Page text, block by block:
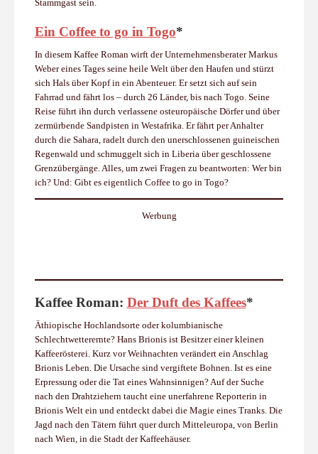
Stammgast sein.
Ein Coffee to go in Togo*
In diesem Kaffee Roman wirft der Unternehmensberater Markus
Weber eines Tages seine heile Welt über den Haufen und stürzt
sich Hals über Kopf in ein Abenteuer. Er setzt sich auf sein
Fahrrad und fährt los – durch 26 Länder, bis nach Togo. Seine
Reise führt ihn durch verlassene osteuropäische Dörfer und über
zermürbende Sandpisten in Westafrika. Er fährt per Anhalter
durch die Sahara, radelt durch den unerschlossenen guineischen
Regenwald und schmuggelt sich in Liberia über geschlossene
Grenzübergänge. Alles, um zwei Fragen zu beantworten: Wer bin
ich? Und: Gibt es eigentlich Coffee to go in Togo?
Werbung
Kaffee Roman: Der Duft des Kaffees*
Äthiopische Hochlandsorte oder kolumbianische
Schlechtwetterernte? Hans Brionis ist Besitzer einer kleinen
Kaffeerösterei. Kurz vor Weihnachten verändert ein Anschlag
Brionis Leben. Die Ursache sind vergiftete Bohnen. Ist es eine
Erpressung oder die Tat eines Wahnsinnigen? Auf der Suche
nach den Drahtziehern taucht eine unerfahrene Reporterin in
Brionis Welt ein und entdeckt dabei die Magie eines Tranks. Die
Jagd nach den Tätern führt quer durch Mitteleuropa, von Berlin
nach Wien, in die Stadt der Kaffeehäuser.